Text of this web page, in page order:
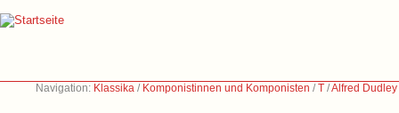
Navigation: Klassika / Komponistinnen und Komponisten /T /Alfred